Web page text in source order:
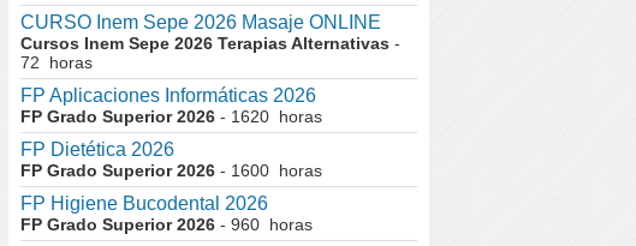
CURSO Inem Sepe 2026 Masaje ONLINE
Cursos Inem Sepe 2026 Terapias Alternativas -
72 horas
FP Aplicaciones Informáticas 2026
FP Grado Superior 2026 - 1620 horas
FP Dietética 2026
FP Grado Superior 2026 - 1600 horas
FP Higiene Bucodental 2026
FP Grado Superior 2026 - 960 horas